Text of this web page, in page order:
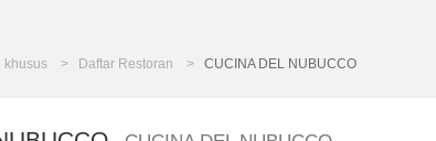
khusus Daftar Restoran CUCINA DEL NUBUCCO